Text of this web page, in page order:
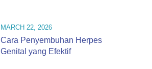
MARCH 22, 2026
Cara Penyembuhan Herpes
Genital yang Efektif